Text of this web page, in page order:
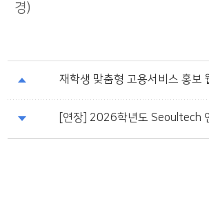
경)
재학생 맞춤형 고용서비스 홍보
[연장] 2026학년도 Seoultech